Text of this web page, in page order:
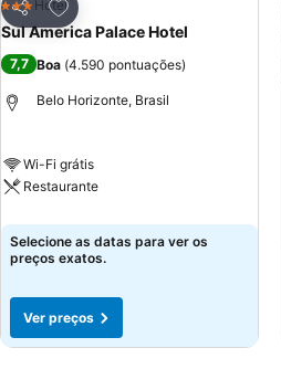
Partilhar
Adicionar aos favoritos
3 Estrelas
Hotel
Sul America Palace Hotel
7,7 Boa (4.590 pontuações)
Belo Horizonte, Brasil
Wi-Fi grátis
Restaurante
Selecione as datas para ver os
preços exatos.
Ver preços